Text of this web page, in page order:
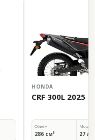
HONDA
CRF 300L 2025
Объём
286 см³ 27